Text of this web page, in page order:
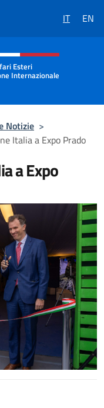
IT EN
e menù
Esteri
Internazionale
Notizie >
Italia a Expo Prado
a Expo